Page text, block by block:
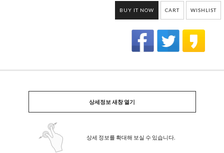
BUY IT NOW CART WISHLIST
상세정보 새창 열기
상세 정보를 확대해 보실 수 있습니다.